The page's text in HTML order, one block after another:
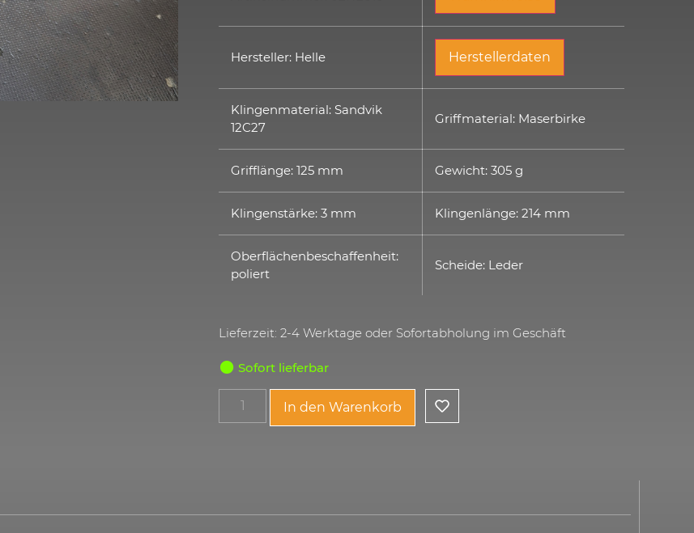
Hersteller: Helle Herstellerdaten
Klingenmaterial: Sandvik
12C27
Griffmaterial: Maserbirke
Grifflänge: 125 mm Gewicht: 305 g
Klingenstärke: 3 mm Klingenlänge: 214 mm
Oberflächenbeschaffenheit:
poliert
Scheide: Leder
Lieferzeit: 2-4 Werktage oder Sofortabholung im Geschäft
Sofort lieferbar
In den Warenkorb